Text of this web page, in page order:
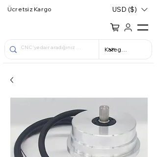
Ücretsiz Kargo USD ($)